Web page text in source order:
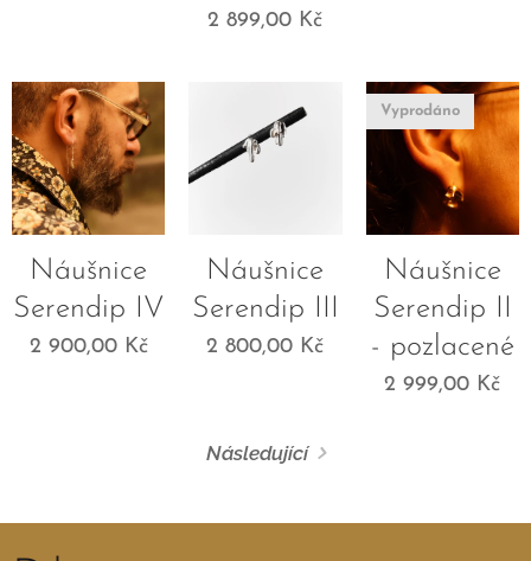
2 899,00 Kč
Náušnice
Serendip IV
2 900,00Kč
Náušnice
Serendip III
2 800,00 Kč
Náušnice
Serendip II
- pozlacené
Vyprodáno
2 999,00 Kč
Následující